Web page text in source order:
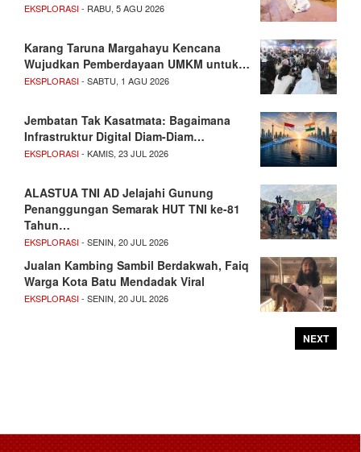
EKSPLORASI- RABU, 5 AGU 2026
Karang Taruna Margahayu Kencana
Wujudkan Pemberdayaan UMKM untuk…
EKSPLORASI- SABTU, 1 AGU 2026
Jembatan Tak Kasatmata: Bagaimana
Infrastruktur Digital Diam-Diam…
EKSPLORASI- KAMIS, 23 JUL 2026
ALASTUA TNI AD Jelajahi Gunung
Penanggungan Semarak HUT TNI ke-81
Tahun…
EKSPLORASI- SENIN, 20 JUL 2026
Jualan Kambing Sambil Berdakwah, Faiq
Warga Kota Batu Mendadak Viral
EKSPLORASI- SENIN, 20 JUL 2026
NEXT